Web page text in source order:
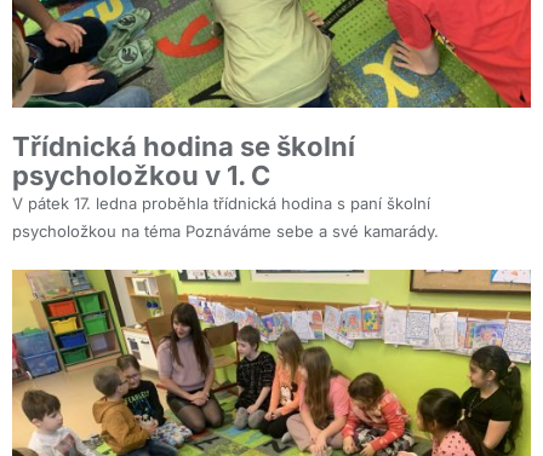
Třídnická hodina se školní
psycholožkou v 1. C
V pátek 17. ledna proběhla třídnická hodina s paní školní
psycholožkou na téma Poznáváme sebe a své kamarády.